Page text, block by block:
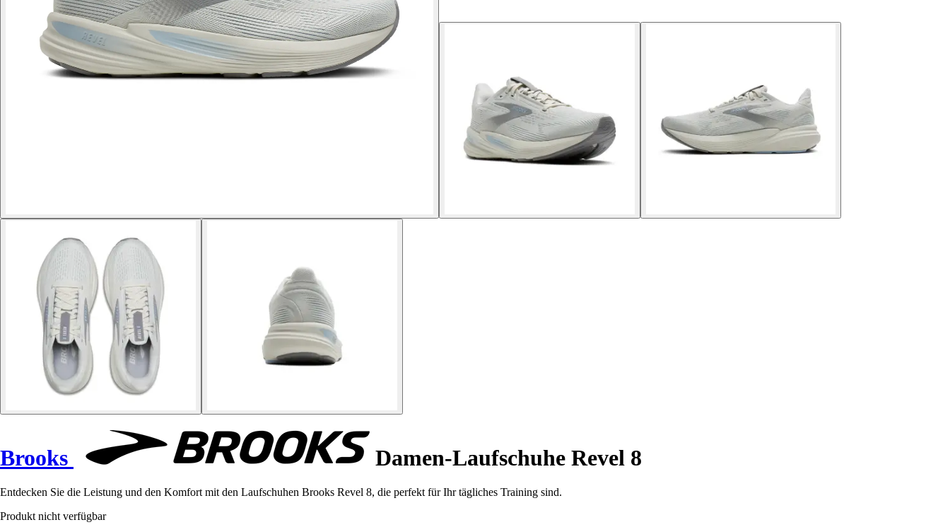
Brooks Damen-Laufschuhe Revel 8
Entdecken Sie die Leistung und den Komfort mit den Laufschuhen Brooks Revel 8, die perfekt für Ihr tägliches Training sind.
Produkt nicht verfügbar